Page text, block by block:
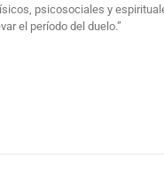
psicosociales y
el período del duelo.”